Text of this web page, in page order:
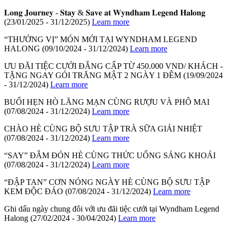
𝐋𝐨𝐧𝐠 𝐉𝐨𝐮𝐫𝐧𝐞𝐲 - 𝐒𝐭𝐚𝐲 & 𝐒𝐚𝐯𝐞 𝐚𝐭 𝐖𝐲𝐧𝐝𝐡𝐚𝐦 𝐋𝐞𝐠𝐞𝐧𝐝 𝐇𝐚𝐥𝐨𝐧𝐠
(23/01/2025 - 31/12/2025) Learn more
“THƯỞNG VỊ” MÓN MỚI TẠI WYNDHAM LEGEND
HALONG (09/10/2024 - 31/12/2024) Learn more
ƯU ĐÃI TIỆC CƯỚI ĐẲNG CẤP TỪ 450.000 VND/ KHÁCH -
TẶNG NGAY GÓI TRĂNG MẬT 2 NGÀY 1 ĐÊM (19/09/2024
- 31/12/2024) Learn more
BUỔI HẸN HÒ LÃNG MẠN CÙNG RƯỢU VÀ PHÔ MAI
(07/08/2024 - 31/12/2024) Learn more
CHÀO HÈ CÙNG BỘ SƯU TẬP TRÀ SỮA GIẢI NHIỆT
(07/08/2024 - 31/12/2024) Learn more
“SAY” ĐẮM ĐÓN HÈ CÙNG THỨC UỐNG SẢNG KHOÁI
(07/08/2024 - 31/12/2024) Learn more
“ĐẬP TAN” CƠN NÓNG NGÀY HÈ CÙNG BỘ SƯU TẬP
KEM ĐỘC ĐÁO (07/08/2024 - 31/12/2024) Learn more
Ghi dấu ngày chung đôi với ưu đãi tiệc cưới tại Wyndham Legend
Halong (27/02/2024 - 30/04/2024) Learn more